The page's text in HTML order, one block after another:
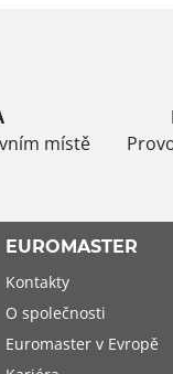
místě
EUROMASTER
Kontakty
O společnosti
Euromaster v Evropě